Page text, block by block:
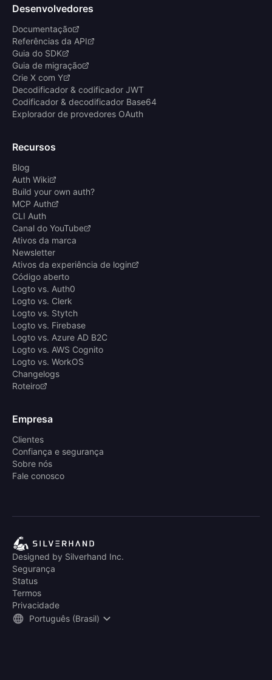
Desenvolvedores
Documentação
Referências da API
Guia do SDK
Guia de migração
Crie X com Y
Decodificador & codificador JWT
Codificador & decodificador Base64
Explorador de provedores OAuth
Recursos
Blog
Auth Wiki
Build your own auth?
MCP Auth
CLI Auth
Canal do YouTube
Ativos da marca
Newsletter
Ativos da experiência de login
Código aberto
Logto vs. Auth0
Logto vs. Clerk
Logto vs. Stytch
Logto vs. Firebase
Logto vs. Azure AD B2C
Logto vs. AWS Cognito
Logto vs. WorkOS
Changelogs
Roteiro
Empresa
Clientes
Confiança e segurança
Sobre nós
Fale conosco
Designed by Silverhand Inc.
Segurança
Status
Termos
Privacidade
Português (Brasil)